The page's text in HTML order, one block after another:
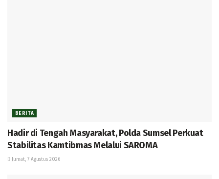
BERITA
Hadir di Tengah Masyarakat, Polda Sumsel Perkuat
Stabilitas Kamtibmas Melalui SAROMA
Jumat, 7 Agustus 2026